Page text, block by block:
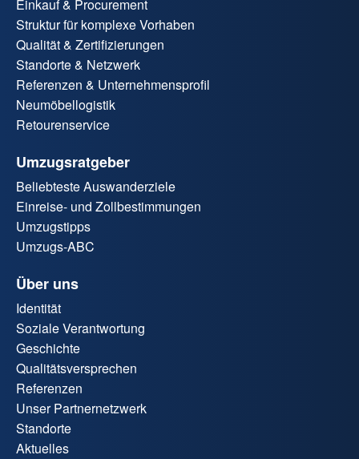
Einkauf & Procurement
Struktur für komplexe Vorhaben
Qualität & Zertifizierungen
Standorte & Netzwerk
Referenzen & Unternehmensprofil
Neumöbellogistik
Retourenservice
Umzugsratgeber
Beliebteste Auswanderziele
Einreise- und Zollbestimmungen
Umzugstipps
Umzugs-ABC
Über uns
Identität
Soziale Verantwortung
Geschichte
Qualitätsversprechen
Referenzen
Unser Partnernetzwerk
Standorte
Aktuelles